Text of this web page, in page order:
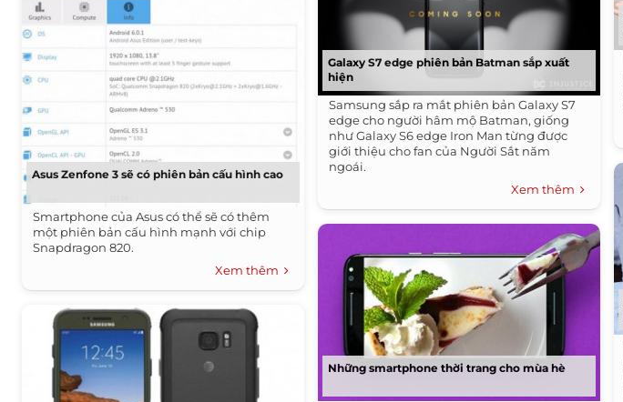
Asus Zenfone 3 sẽ có phiên bản cấu hình cao
Smartphone của Asus có thể sẽ có thêm
một phiên bản cấu hình mạnh với chip
Snapdragon 820.
Xem thêm
Galaxy S7 edge phiên bản Batman sắp xuất
hiện
Samsung sắp ra mắt phiên bản Galaxy S7
edge cho người hâm mộ Batman, giống
như Galaxy S6 edge Iron Man từng được
giới thiệu cho fan của Người Sắt năm
ngoái.
Xem thêm
Những smartphone thời trang cho mùa hè